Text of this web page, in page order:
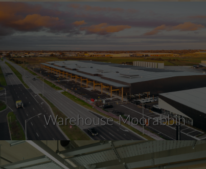
Warehouse Moorabbin